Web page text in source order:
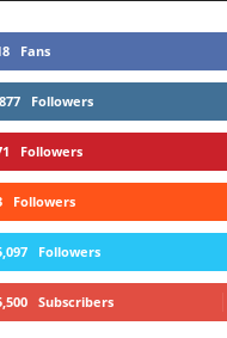
Fans
Followers
Followers
Followers
Followers
Subscribers